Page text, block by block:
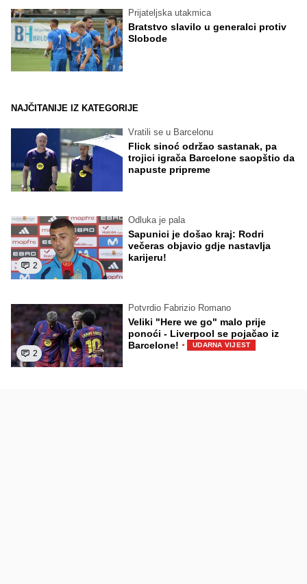
Prijateljska utakmica
Bratstvo slavilo u generalci protiv
Slobode
NAJČITANIJE IZ KATEGORIJE
Vratili se u Barcelonu
Flick sinoć održao sastanak, pa
trojici igrača Barcelone saopštio da
napuste pripreme
2
Odluka je pala
Sapunici je došao kraj: Rodri
večeras objavio gdje nastavlja
karijeru!
2
Potvrdio Fabrizio Romano
Veliki "Here we go" malo prije
ponoći - Liverpool se pojačao iz
Barcelone! · UDARNA VIJEST